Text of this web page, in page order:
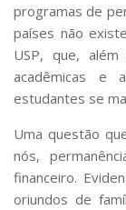
programas de
países não
USP, que,
acadêmicas e
estudantes se
Uma questão
nós,
financeiro.
oriundos de